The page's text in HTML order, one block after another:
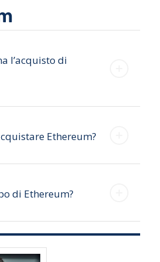
l’acquisto di
Ethereum?
di Ethereum?